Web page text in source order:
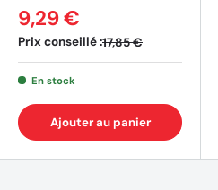
Prix conseillé :17,85 €
9,29 €
En stock
Ajouter au panier